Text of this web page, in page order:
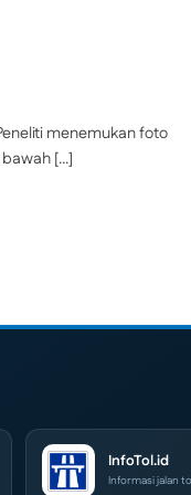
menemukan foto
[...]
InfoTol.id
Informasi jalan